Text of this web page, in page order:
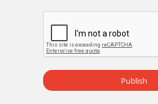
Publish